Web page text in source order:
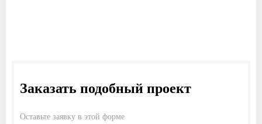
Заказать подобный проект
Оставьте заявку в этой форме